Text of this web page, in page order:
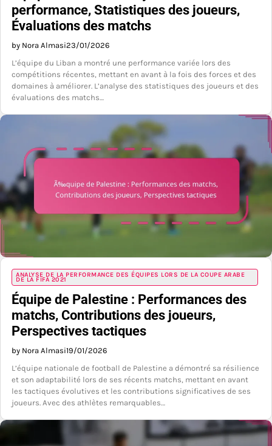
performance, Statistiques des joueurs,
Évaluations des matchs
by Nora Almasi23/01/2026
L’équipe du Liban a montré une performance variée lors des
compétitions récentes, mettant en avant à la fois des forces et des
domaines à améliorer. L’analyse des statistiques des joueurs et des
évaluations des matchs…
ANALYSE DE LA PERFORMANCE DES ÉQUIPES LORS DE LA COUPE ARABE
DE LA FIFA 2021
Équipe de Palestine : Performances des
matchs, Contributions des joueurs,
Perspectives tactiques
by Nora Almasi19/01/2026
L’équipe nationale de football de Palestine a démontré sa résilience
et son adaptabilité lors de ses récents matchs, mettant en avant
les tactiques évolutives et les contributions significatives de ses
joueurs. Avec des athlètes remarquables…